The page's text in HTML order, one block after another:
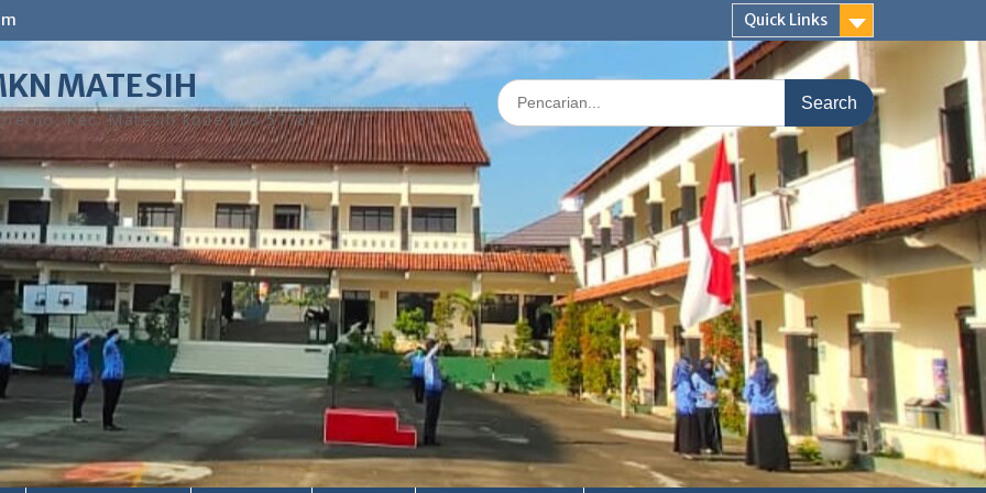
Quick Links
MATESIH
Kec. Matesih kode pos 57781
Search
for: